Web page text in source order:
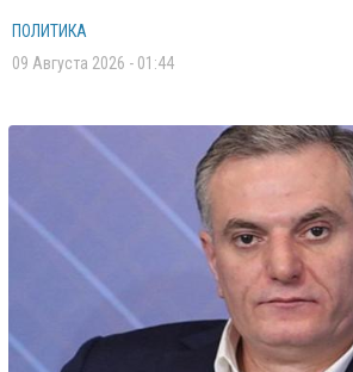
ПОЛИТИКА
09 Августа 2026 - 01:44